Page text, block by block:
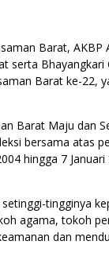
Barat, AKBP
serta Bhayangkari
Barat ke-22,
Barat Maju dan
bersama atas
hingga 7
tingginya
agama, tokoh
dan